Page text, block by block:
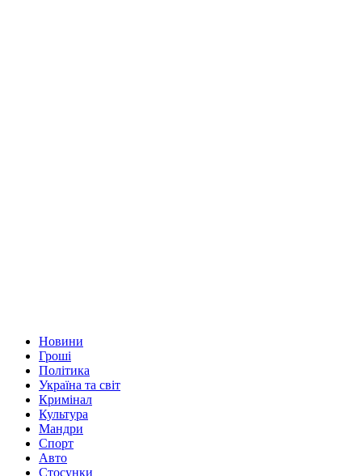
Новини
Гроші
Політика
Україна та світ
Кримінал
Культура
Мандри
Спорт
Авто
Стосунки